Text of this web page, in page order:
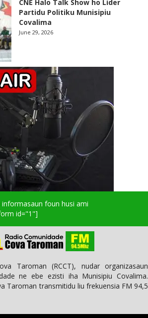
CNE Halo Talk Show ho Lider
Partidu Politiku Munisipiu
Covalima
June 29, 2026
foun husi ami
id="1"]
Taroman (RCCT), nudar organizasaun
ne ebe ezisti iha Munisipiu Covalima.
Taroman transmitidu liu frekuensia FM 94,5